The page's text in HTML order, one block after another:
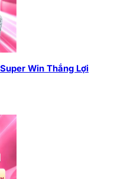
Win Thắng Lợi